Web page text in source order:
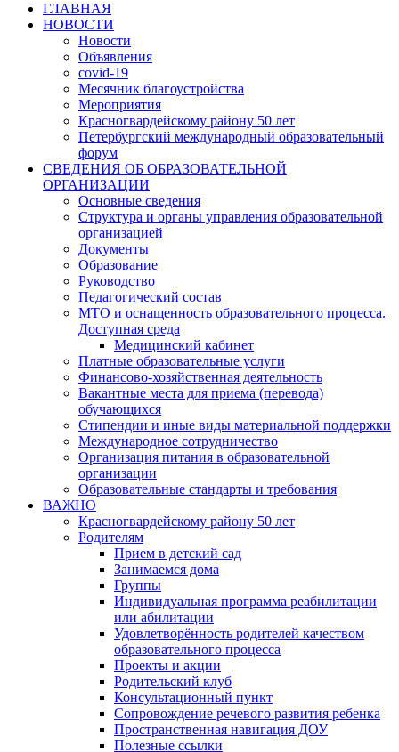
ГЛАВНАЯ
НОВОСТИ
Новости
Объявления
covid-19
Месячник благоустройства
Мероприятия
Красногвардейскому району 50 лет
Петербургский международный образовательный
форум
СВЕДЕНИЯ ОБ ОБРАЗОВАТЕЛЬНОЙ
ОРГАНИЗАЦИИ
Основные сведения
Структура и органы управления образовательной
организацией
Документы
Образование
Руководство
Педагогический состав
МТО и оснащенность образовательного процесса.
Доступная среда
Медицинский кабинет
Платные образовательные услуги
Финансово-хозяйственная деятельность
Вакантные места для приема (перевода)
обучающихся
Стипендии и иные виды материальной поддержки
Международное сотрудничество
Организация питания в образовательной
организации
Образовательные стандарты и требования
ВАЖНО
Красногвардейскому району 50 лет
Родителям
Прием в детский сад
Занимаемся дома
Группы
Индивидуальная программа реабилитации
или абилитации
Удовлетворённость родителей качеством
образовательного процесса
Проекты и акции
Родительский клуб
Консультационный пункт
Сопровождение речевого развития ребенка
Пространственная навигация ДОУ
Полезные ссылки